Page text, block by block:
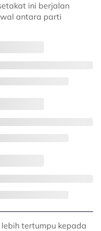
ini berjalan
antara parti
tertumpu kepada